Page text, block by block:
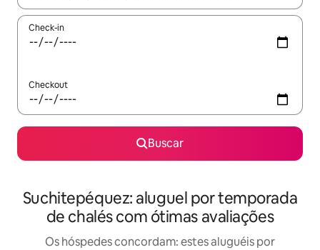
Check-in
Checkout
Buscar
Suchitepéquez: aluguel por temporada
de chalés com ótimas avaliações
Os hóspedes concordam: estes aluguéis por